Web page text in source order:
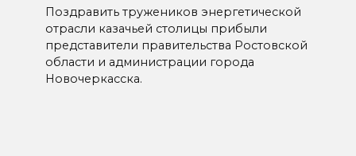
Поздравить тружеников энергетической
отрасли казачьей столицы прибыли
представители правительства Ростовской
области и администрации города
Новочеркасска.